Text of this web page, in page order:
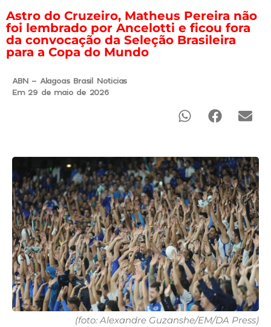
Astro do Cruzeiro, Matheus Pereira não
foi lembrado por Ancelotti e ficou fora
da convocação da Seleção Brasileira
para a Copa do Mundo
ABN - Alagoas Brasil Noticias
Em 29 de maio de 2026
(foto: Alexandre Guzanshe/EM/DA Press)